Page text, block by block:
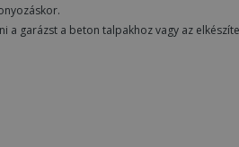
a garázst a beton talpakhoz vagy az